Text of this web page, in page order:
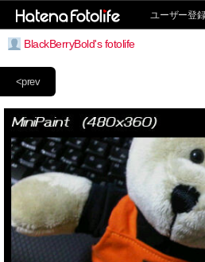
ユーザー登
BlackBerryBold's fotolife
<prev